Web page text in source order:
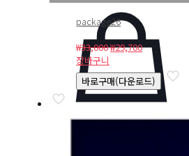
package26
₩33,000원
가
격:
₩33,000.
₩29,700현
가
격:
₩29,700.
장바구니
바로구매(다운로드)